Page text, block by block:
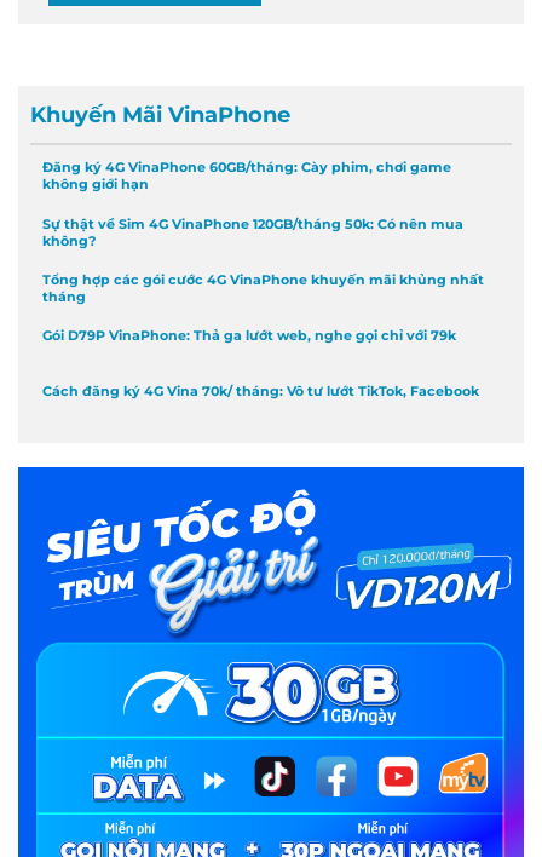
Khuyến Mãi VinaPhone
Đăng ký 4G VinaPhone 60GB/tháng: Cày phim, chơi game
không giới hạn
Sự thật về Sim 4G VinaPhone 120GB/tháng 50k: Có nên mua
không?
Tổng hợp các gói cước 4G VinaPhone khuyến mãi khủng nhất
tháng
Gói D79P VinaPhone: Thả ga lướt web, nghe gọi chỉ với 79k
Cách đăng ký 4G Vina 70k/ tháng: Vô tư lướt TikTok, Facebook